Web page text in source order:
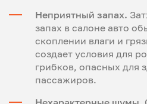
Неприятный запах.
запах в салоне авто
скоплении влаги и
создает условия для
грибков, опасных для
пассажиров.